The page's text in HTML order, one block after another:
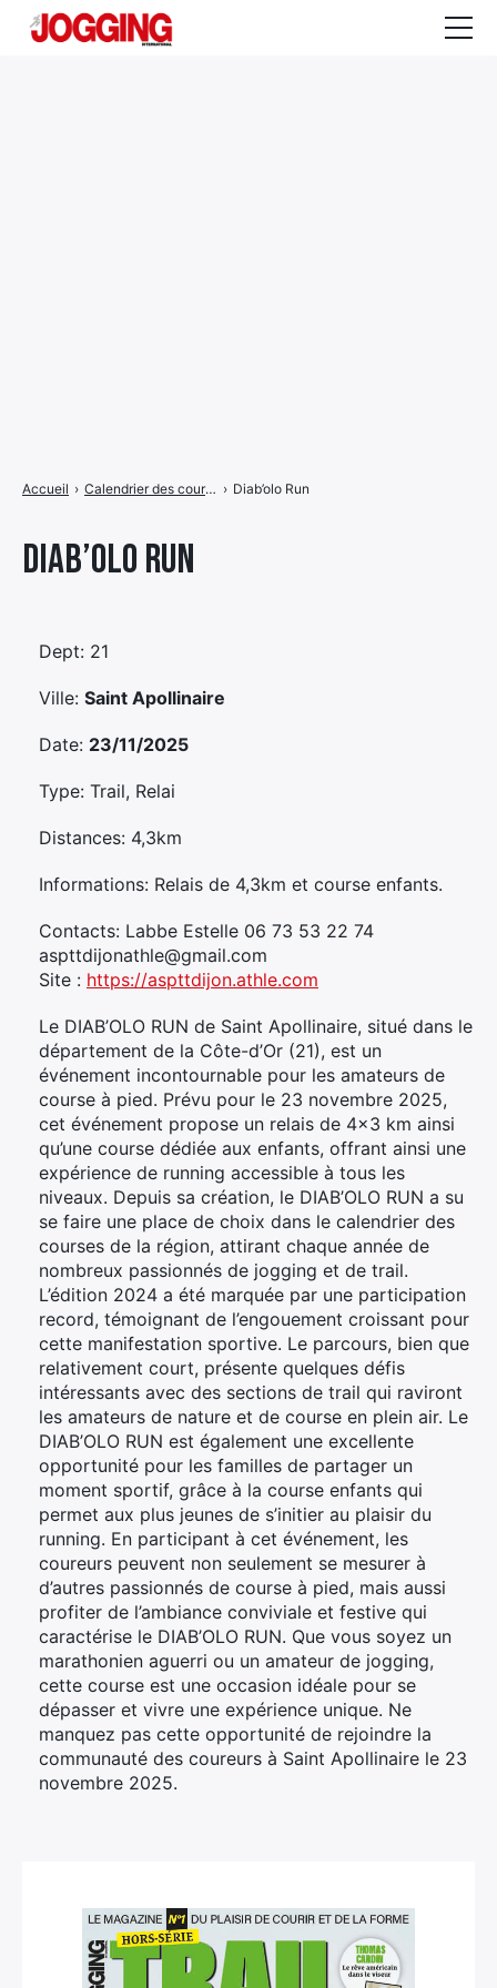
Diab’olo Run
Accueil › Calendrier des courses › Diab’olo Run
Dept: 21
Ville: Saint Apollinaire
Date: 23/11/2025
Type: Trail, Relai
Distances: 4,3km
Informations: Relais de 4,3km et course enfants.
Contacts: Labbe Estelle 06 73 53 22 74
aspttdijonathle@gmail.com
Site : https://aspttdijon.athle.com
Le DIAB’OLO RUN de Saint Apollinaire, situé dans le
département de la Côte-d’Or (21), est un
événement incontournable pour les amateurs de
course à pied. Prévu pour le 23 novembre 2025,
cet événement propose un relais de 4×3 km ainsi
qu’une course dédiée aux enfants, offrant ainsi une
expérience de running accessible à tous les
niveaux. Depuis sa création, le DIAB’OLO RUN a su
se faire une place de choix dans le calendrier des
courses de la région, attirant chaque année de
nombreux passionnés de jogging et de trail.
L’édition 2024 a été marquée par une participation
record, témoignant de l’engouement croissant pour
cette manifestation sportive. Le parcours, bien que
relativement court, présente quelques défis
intéressants avec des sections de trail qui raviront
les amateurs de nature et de course en plein air. Le
DIAB’OLO RUN est également une excellente
opportunité pour les familles de partager un
moment sportif, grâce à la course enfants qui
permet aux plus jeunes de s’initier au plaisir du
running. En participant à cet événement, les
coureurs peuvent non seulement se mesurer à
d’autres passionnés de course à pied, mais aussi
profiter de l’ambiance conviviale et festive qui
caractérise le DIAB’OLO RUN. Que vous soyez un
marathonien aguerri ou un amateur de jogging,
cette course est une occasion idéale pour se
dépasser et vivre une expérience unique. Ne
manquez pas cette opportunité de rejoindre la
communauté des coureurs à Saint Apollinaire le 23
novembre 2025.